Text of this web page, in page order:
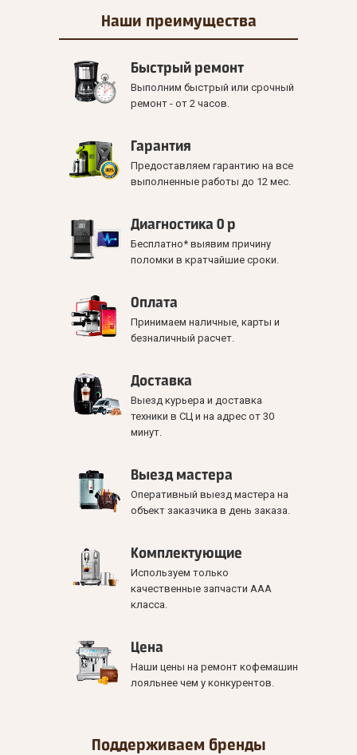
Наши преимущества
Быстрый ремонт
Выполним быстрый или срочный
ремонт - от 2 часов.
Гарантия
Предоставляем гарантию на все
выполненные работы до 12 мес.
Диагностика 0 р
Бесплатно* выявим причину
поломки в кратчайшие сроки.
Оплата
Принимаем наличные, карты и
безналичный расчет.
Доставка
Выезд курьера и доставка
техники в СЦ и на адрес от 30
минут.
Выезд мастера
Оперативный выезд мастера на
объект заказчика в день заказа.
Комплектующие
Используем только
качественные запчасти ААА
класса.
Цена
Наши цены на ремонт кофемашин
лояльнее чем у конкурентов.
Поддерживаем бренды